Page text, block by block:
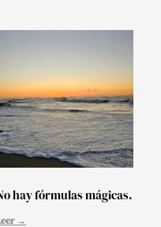
hay fórmulas mágicas.
→